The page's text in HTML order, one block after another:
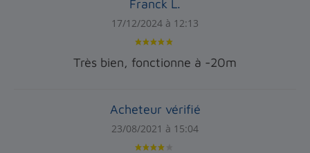
Franck L.
17/12/2024 à 12:13
Très bien, fonctionne à -20m
Acheteur vérifié
23/08/2021 à 15:04